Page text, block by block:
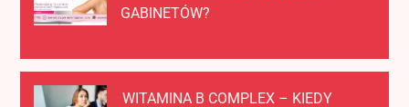
GABINETÓW?
WITAMINA B COMPLEX – KIEDY